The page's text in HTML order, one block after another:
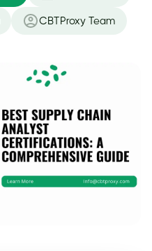
CBTProxy Team